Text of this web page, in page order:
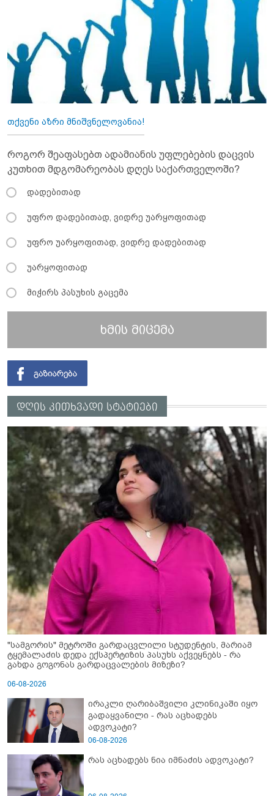
თქვენი აზრი მნიშვნელოვანია!
როგორ შეაფასებთ ადამიანის უფლებების დაცვის
კუთხით მდგომარეობას დღეს საქართველოში?
დადებითად
უფრო დადებითად, ვიდრე უარყოფითად
უფრო უარყოფითად, ვიდრე დადებითად
უარყოფითად
მიჭირს პასუხის გაცემა
ხმის მიცემა
დღის კითხვადი სტატიები
"სამგორის" მეტროში გარდაცვლილი სტუდენტის, მარიამ
ტყემალაძის დედა ექსპერტიზის პასუხს აქვეყნებს - რა
გახდა გოგონას გარდაცვალების მიზეზი?
06-08-2026
ირაკლი ღარიბაშვილი კლინიკაში იყო
გადაყვანილი - რას აცხადებს
ადვოკატი?
06-08-2026
რას აცხადებს ნია იმნაძის ადვოკატი?